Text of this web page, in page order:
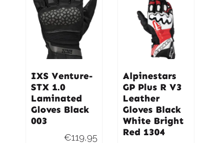
IXS Venture-
STX 1.0
Laminated
Gloves Black
003
€119,95
Alpinestars
GP Plus R V3
Leather
Gloves Black
White Bright
Red 1304